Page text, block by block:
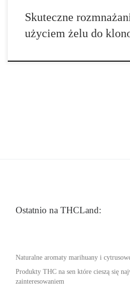
Skuteczne
użyciem żelu do
Ostatnio na THCLand:
Naturalne aromaty marihuany i
Produkty THC na sen które cieszą się
zainteresowaniem